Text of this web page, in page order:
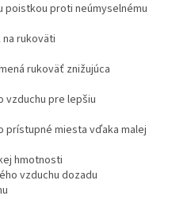
poistkou proti neúmyselnému
rukoväti
rukoväť znižujúca
vzduchu pre lepšiu
prístupné miesta vďaka malej
hmotnosti
vzduchu dozadu